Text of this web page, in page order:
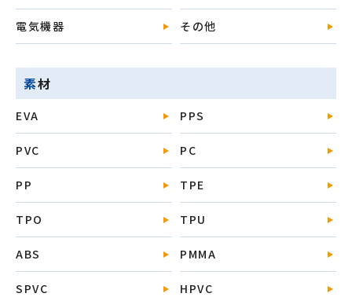
電気機器 その他
素材
EVA PPS
PVC PC
PP TPE
TPO TPU
ABS PMMA
SPVC HPVC